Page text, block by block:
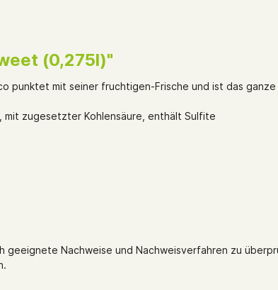
(0,275l)"
punktet mit seiner fruchtigen-Frische und ist das
mit zugesetzter Kohlensäure, enthält Sulfite
Nachweise und Nachweisverfahren zu